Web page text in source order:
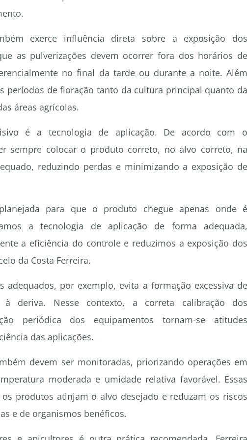
exerce influência direta sobre a exposição dos
as pulverizações devem ocorrer fora dos horários de
no final da tarde ou durante a noite. Além
períodos de floração tanto da cultura principal quanto da
áreas agrícolas.
é a tecnologia de aplicação. De acordo com o
sempre colocar o produto correto, no alvo correto, na
reduzindo perdas e minimizando a exposição de
para que o produto chegue apenas onde é
a tecnologia de aplicação de forma adequada,
a eficiência do controle e reduzimos a exposição dos
da Costa Ferreira.
adequados, por exemplo, evita a formação excessiva de
à deriva. Nesse contexto, a correta calibração dos
periódica dos equipamentos tornam-se atitudes
das aplicações.
devem ser monitoradas, priorizando operações em
moderada e umidade relativa favorável. Essas
produtos atinjam o alvo desejado e reduzam os riscos
e de organismos benéficos.